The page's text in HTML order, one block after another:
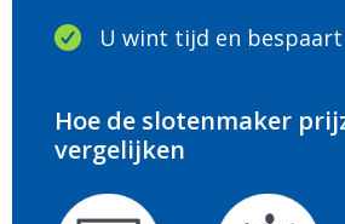
U wint tijd en
Hoe de slotenmaker
vergelijken